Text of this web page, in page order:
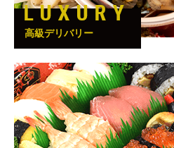
高級デリバリー